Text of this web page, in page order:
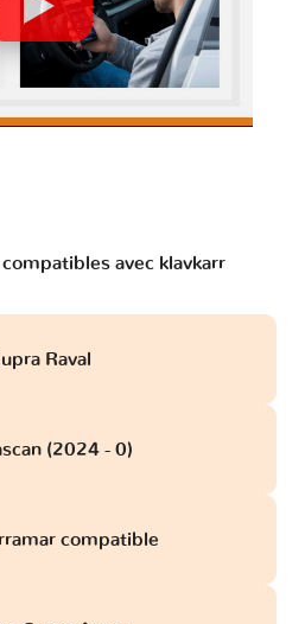
avec klavkarr
Raval
(2024 - 0)
compatible